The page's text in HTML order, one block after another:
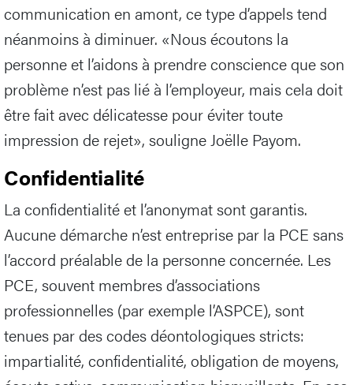
communication en amont, ce type d’appels tend
néanmoins à diminuer. «Nous écoutons la
personne et l’aidons à prendre conscience que son
problème n’est pas lié à l’employeur, mais cela doit
être fait avec délicatesse pour éviter toute
impression de rejet», souligne Joëlle Payom.
Confidentialité
La confidentialité et l’anonymat sont garantis.
Aucune démarche n’est entreprise par la PCE sans
l’accord préalable de la personne concernée. Les
PCE, souvent membres d’associations
professionnelles (par exemple l’ASPCE), sont
tenues par des codes déontologiques stricts:
impartialité, confidentialité, obligation de moyens,